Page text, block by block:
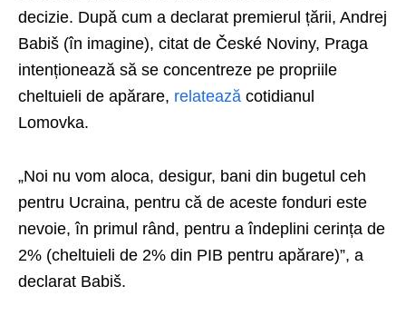
decizie. După cum a declarat premierul țării, Andrej
Babiš (în imagine), citat de České Noviny, Praga
intenționează să se concentreze pe propriile
cheltuieli de apărare, relatează cotidianul
Lomovka.
„Noi nu vom aloca, desigur, bani din bugetul ceh
pentru Ucraina, pentru că de aceste fonduri este
nevoie, în primul rând, pentru a îndeplini cerința de
2% (cheltuieli de 2% din PIB pentru apărare)”, a
declarat Babiš.